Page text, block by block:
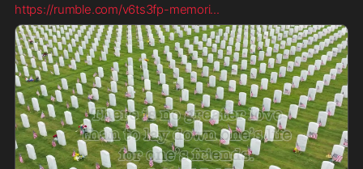
https://rumble.com/v6ts3fp-memori...